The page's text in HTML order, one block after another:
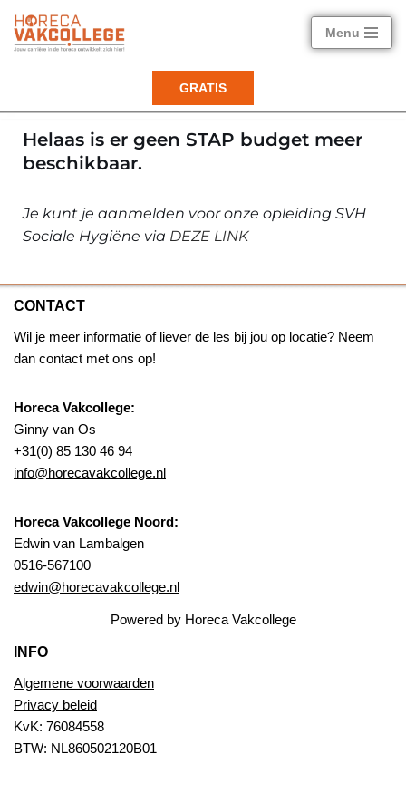
Ga
inhoud
Menu
GRATIS
Helaas is er geen STAP budget meer
beschikbaar.
Je kunt je aanmelden voor onze opleiding SVH
Sociale Hygiëne via DEZE LINK
CONTACT
Wil je meer informatie of liever de les bij jou op locatie? Neem
dan contact met ons op!
Horeca Vakcollege:
Ginny van Os
+31(0) 85 130 46 94
info@horecavakcollege.nl
Horeca Vakcollege Noord:
Edwin van Lambalgen
0516-567100
edwin@horecavakcollege.nl
Powered by Horeca Vakcollege
INFO
Algemene voorwaarden
Privacy beleid
KvK: 76084558
BTW: NL860502120B01